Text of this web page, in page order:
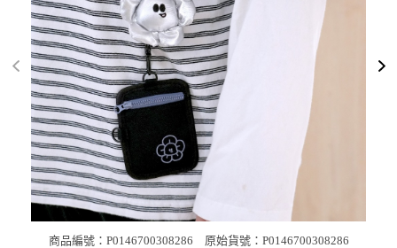
商品編號：P0146700308286 原始貨號：P0146700308286